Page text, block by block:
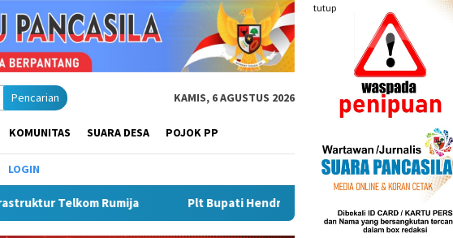
tutup
Pencarian KAMIS, 6 AGUSTUS 2026
KOMUNITAS SUARA DESA POJOK PP
LOGIN
Plt Bupati Hendri Matangkan Gebyar Semarak Merah Putih, Siapkan Event